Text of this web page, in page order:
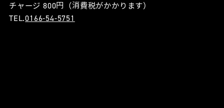
チャージ 800円（消費税がかかります）
TEL.0166-54-5751